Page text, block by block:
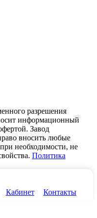
разрешения
информационный
Завод
вносить любые
необходимости, не
Политика
Кабинет Контакты